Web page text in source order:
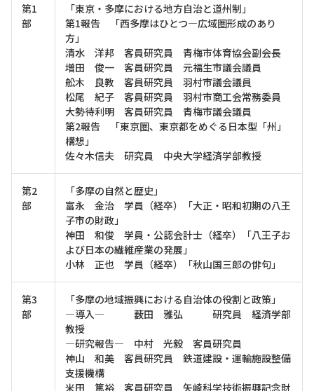
第1
部
「東京・多摩における地方自治と道州制」
第1報告 「西多摩はひとつ―広域圏形成のあり
方」
清水 洋邦 客員研究員 青梅市体育協会副会長
増田 俊一 客員研究員 元福生市議会議員
舩木 良教 客員研究員 羽村市議会議員
松尾 紀子 客員研究員 羽村市商工会常務委員
大勢待利明 客員研究員 青梅市議会議員
第2報告 「東京圏、東京都をめぐる日本型「州」
構想」
佐々木信夫 研究員 中央大学経済学部教授
第2
部
「多摩の自然と歴史」
富永 金治 学員（経卒）「大正・昭和初期の八王
子市の財政」
神田 和俊 学員・公認会計士（経卒）「八王子お
よび日本の繊維産業の発展」
小林 正也 学員（経卒）「秋山国三郎の俳句」
第3
部
「多摩の地域振興における自治体の役割と政策」
―導入― 薮田 雅弘 研究員 経済学部
教授
―研究報告― 中村 光毅 客員研究員
神山 和美 客員研究員 鉄道建設・運輸施設整備
支援機構
米田 篤裕 客員研究員 矢崎科学技術振興記念財